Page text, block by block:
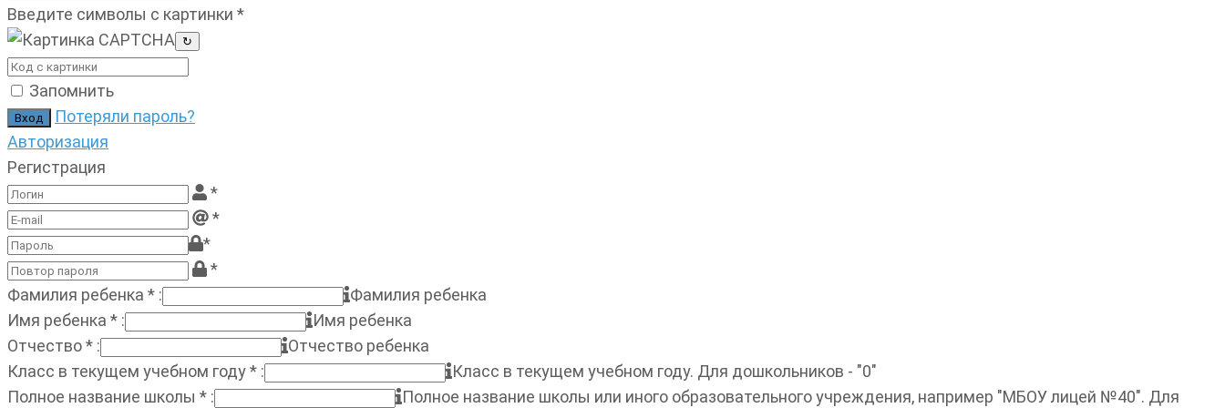
Введите символы с картинки *
↻
Запомнить
Потеряли пароль?
Авторизация
Регистрация
*
*
*
*
Фамилия ребенка * :
Фамилия ребенка
Имя ребенка * :
Имя ребенка
Отчество* :
Отчество ребенка
Класс в текущем учебном году* :
Класс в текущем учебном году. Для дошкольников - "0"
Полное название школы * : Полное название школы или иного образовательного учреждения, например "МБОУ лицей №40". Для